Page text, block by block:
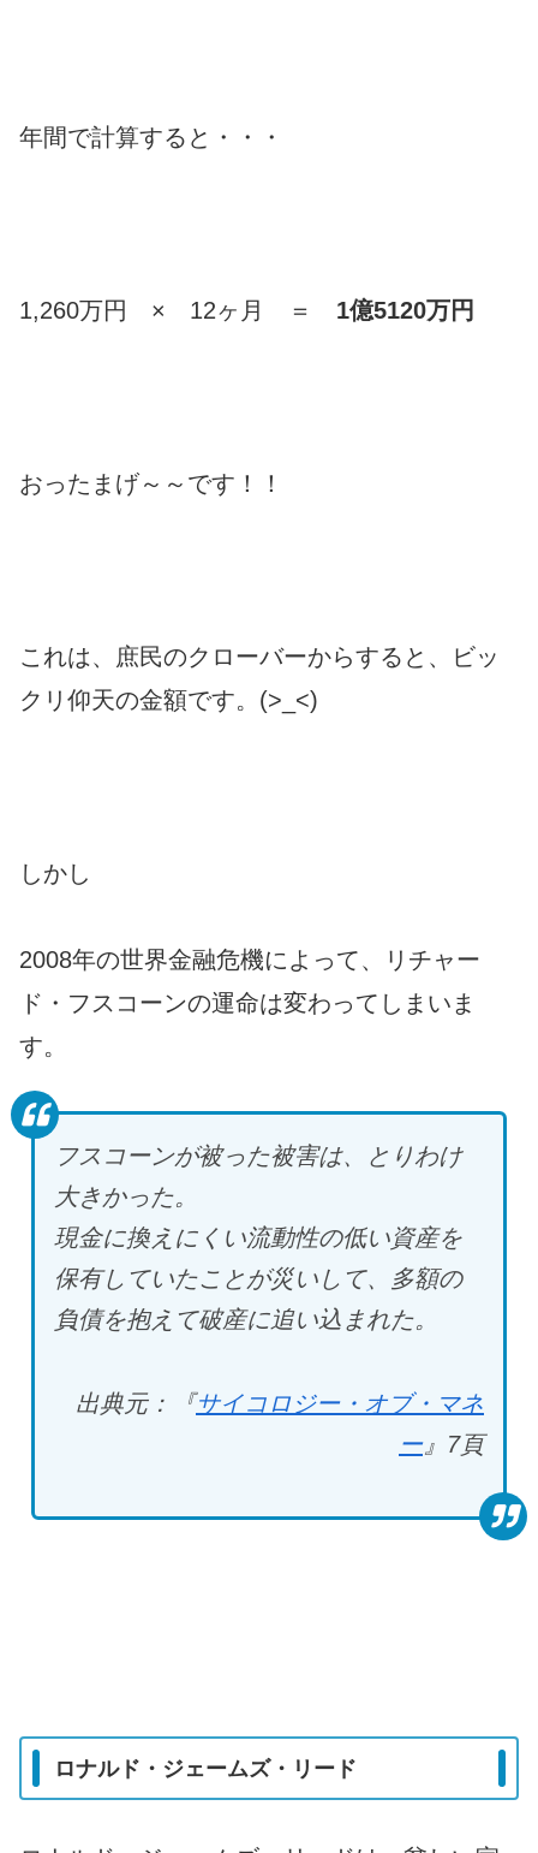
年間で計算すると・・・
1,260万円 × 12ヶ月 ＝ 1億5120万円
おったまげ～～です！！
これは、庶民のクローバーからすると、ビッ
クリ仰天の金額です。(>_<)
しかし
2008年の世界金融危機によって、リチャー
ド・フスコーンの運命は変わってしまいま
す。
フスコーンが被った被害は、とりわけ
大きかった。
現金に換えにくい流動性の低い資産を
保有していたことが災いして、多額の
負債を抱えて破産に追い込まれた。
出典元：『サイコロジー・オブ・マネ
ー』7頁
ロナルド・ジェームズ・リード